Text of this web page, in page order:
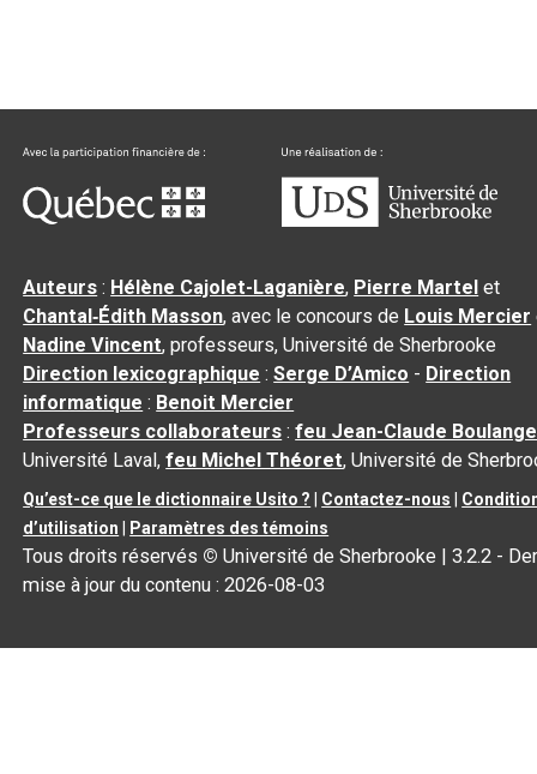
Auteurs : Hélène Cajolet-Laganière, Pierre Martel et
Chantal‑Édith Masson, avec le concours de Louis Mercier
Nadine Vincent, professeurs, Université de Sherbrooke
Direction lexicographique :Serge D’Amico - Direction
informatique : Benoit Mercier
Professeurs collaborateurs :feu Jean-Claude
Université Laval,feu Michel Théoret, Université de
Qu’est-ce que le dictionnaire Usito ? Contactez-nous
d’utilisation
Paramètres des témoins
Tous droits réservés © Université de Sherbrooke |3.2.2 -
mise à jour du contenu :2026-08-03